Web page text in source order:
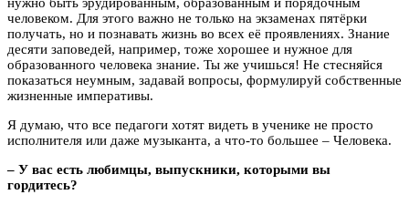
человеком. Для этого важно не только на экзаменах пятёрки
получать, но и познавать жизнь во всех её проявлениях. Знание
десяти заповедей, например, тоже хорошее и нужное для
образованного человека знание. Ты же учишься! Не стесняйся
показаться неумным, задавай вопросы, формулируй собственные
жизненные императивы.
Я думаю, что все педагоги хотят видеть в ученике не просто
исполнителя или даже музыканта, а что-то большее – Человека.
– У вас есть любимцы, выпускники, которыми вы
гордитесь?